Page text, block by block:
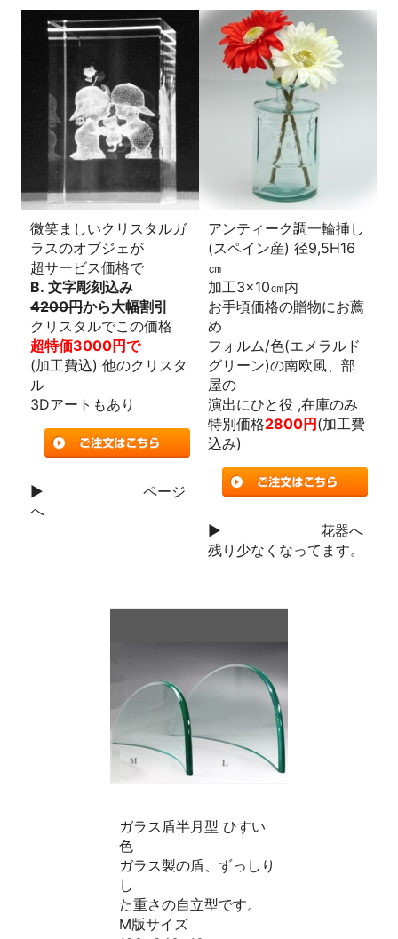
微笑ましいクリスタルガ
ラスのオブジェが
超サービス価格で
B. 文字彫刻込み
4200円から大幅割引
クリスタルでこの価格
超特価3000円で
(加工費込) 他のクリスタ
ル
3Dアートもあり
▶
ページ
へ
アンティーク調一輪挿し
(スペイン産) 径9,5H16
㎝
加工3×10㎝内
お手頃価格の贈物にお薦
め
フォルム/色(エメラルド
グリーン)の南欧風、部
屋の
演出にひと役 ,在庫のみ
特別価格2800円(加工費
込み)
▶
花器へ
残り少なくなってます。
ガラス盾半月型 ひすい
色
ガラス製の盾、ずっしり
し
た重さの自立型です。
M版サイズ